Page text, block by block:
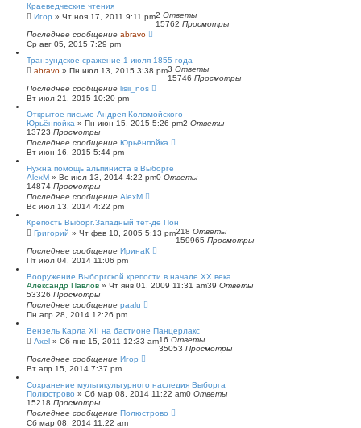
Краеведческие чтения
Игор » Чт ноя 17, 2011 9:11 pm2 Ответы
15762 Просмотры
Последнее сообщение abravo
Ср авг 05, 2015 7:29 pm
Транзундское сражение 1 июля 1855 года
abravo » Пн июл 13, 2015 3:38 pm3 Ответы
15746 Просмотры
Последнее сообщение lisii_nos
Вт июл 21, 2015 10:20 pm
Открытое письмо Андрея Коломойского
Юрьёнпойка » Пн июн 15, 2015 5:26 pm2 Ответы
13723 Просмотры
Последнее сообщение Юрьёнпойка
Вт июн 16, 2015 5:44 pm
Нужна помощь альпиниста в Выборге
AlexM » Вс июл 13, 2014 4:22 pm0 Ответы
14874 Просмотры
Последнее сообщение AlexM
Вс июл 13, 2014 4:22 pm
Крепость Выборг.Западный тет-де Пон
Григорий » Чт фев 10, 2005 5:13 pm218 Ответы
159965 Просмотры
Последнее сообщение ИринаК
Пт июл 04, 2014 11:06 pm
Вооружение Выборгской крепости в начале ХХ века
Александр Павлов » Чт янв 01, 2009 11:31 am39 Ответы
53326 Просмотры
Последнее сообщение paalu
Пн апр 28, 2014 12:26 pm
Вензель Карла XII на бастионе Панцерлакс
Axel » Сб янв 15, 2011 12:33 am16 Ответы
35053 Просмотры
Последнее сообщение Игор
Вт апр 15, 2014 7:37 pm
Сохранение мультикультурного наследия Выборга
Полюстрово » Сб мар 08, 2014 11:22 am0 Ответы
15218 Просмотры
Последнее сообщение Полюстрово
Сб мар 08, 2014 11:22 am